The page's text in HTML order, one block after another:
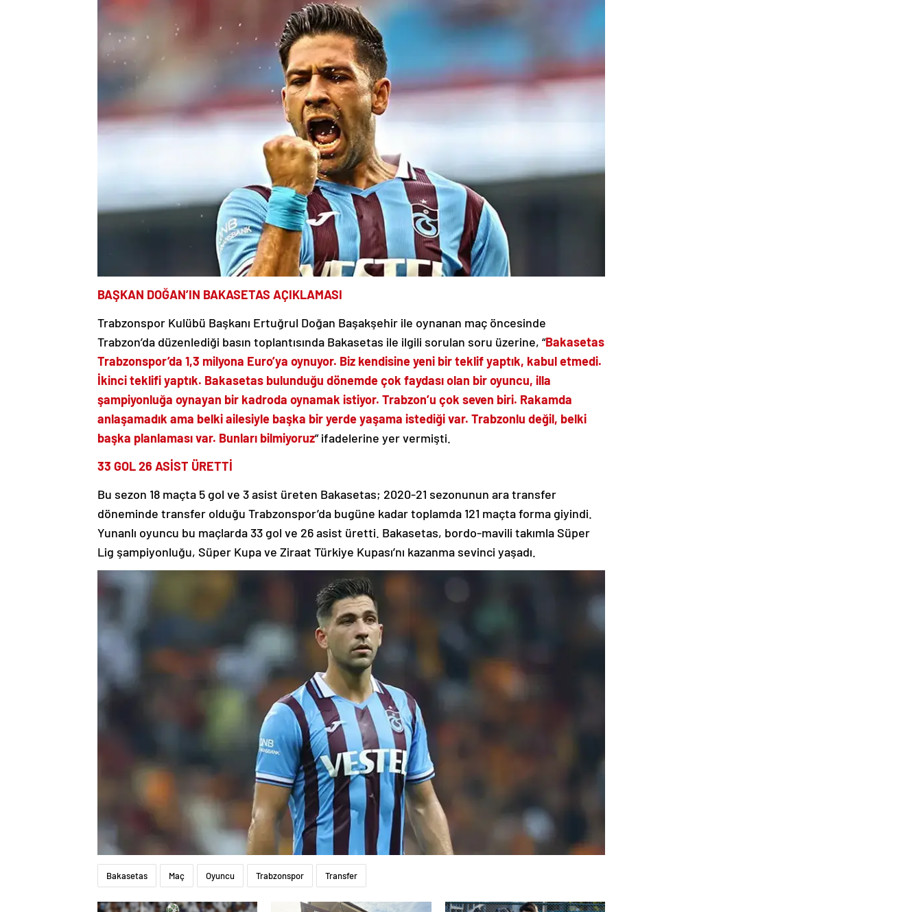
BAŞKAN DOĞAN’IN BAKASETAS AÇIKLAMASI
Trabzonspor Kulübü Başkanı Ertuğrul Doğan Başakşehir ile oynanan maç öncesinde
Trabzon’da düzenlediği basın toplantısında Bakasetas ile ilgili sorulan soru üzerine, “Bakasetas
Trabzonspor’da 1,3 milyona Euro’ya oynuyor. Biz kendisine yeni bir teklif yaptık, kabul etmedi.
İkinci teklifi yaptık. Bakasetas bulunduğu dönemde çok faydası olan bir oyuncu, illa
şampiyonluğa oynayan bir kadroda oynamak istiyor. Trabzon’u çok seven biri. Rakamda
anlaşamadık ama belki ailesiyle başka bir yerde yaşama istediği var. Trabzonlu değil, belki
başka planlaması var. Bunları bilmiyoruz” ifadelerine yer vermişti.
33 GOL 26 ASİST ÜRETTİ
Bu sezon 18 maçta 5 gol ve 3 asist üreten Bakasetas; 2020-21 sezonunun ara transfer
döneminde transfer olduğu Trabzonspor’da bugüne kadar toplamda 121 maçta forma giyindi.
Yunanlı oyuncu bu maçlarda 33 gol ve 26 asist üretti. Bakasetas, bordo-mavili takımla Süper
Lig şampiyonluğu, Süper Kupa ve Ziraat Türkiye Kupası’nı kazanma sevinci yaşadı.
Bakasetas Maç Oyuncu Trabzonspor Transfer